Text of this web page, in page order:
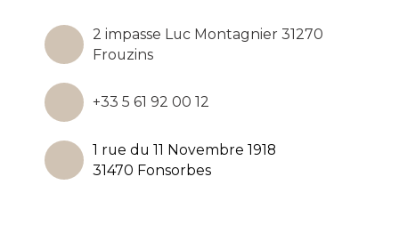
2 impasse Luc Montagnier 31270
Frouzins
+33 5 61 92 00 12
1 rue du 11 Novembre 1918
31470 Fonsorbes